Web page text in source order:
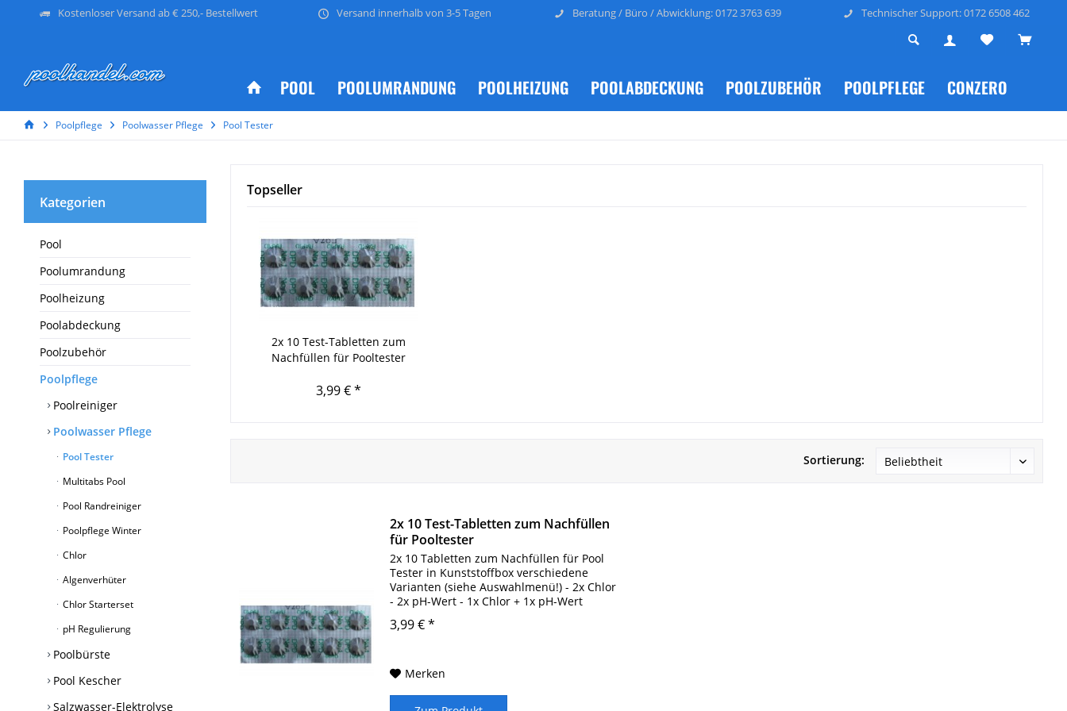
Kostenloser Versand ab € 250,- Bestellwert Versand innerhalb von 3-5 Tagen Beratung / Büro / Abwicklung: 0172 3763 639 Technischer Support: 0172 6508 462
POOL POOLUMRANDUNG POOLHEIZUNG POOLABDECKUNG POOLZUBEHÖR POOLPFLEGE CONZERO
Poolpflege Poolwasser Pflege Pool Tester
Kategorien
Pool
Poolumrandung
Poolheizung
Poolabdeckung
Poolzubehör
Poolpflege
Poolreiniger
Poolwasser Pflege
Pool Tester
Multitabs Pool
Pool Randreiniger
Poolpflege Winter
Chlor
Algenverhüter
Chlor Starterset
pH Regulierung
Poolbürste
Pool Kescher
Salzwasser-Elektrolyse
Topseller
2x 10 Test-Tabletten zum
Nachfüllen für Pooltester
3,99 € *
Sortierung:
2x 10 Test-Tabletten zum Nachfüllen
für Pooltester
2x 10 Tabletten zum Nachfüllen für Pool
Tester in Kunststoffbox verschiedene
Varianten (siehe Auswahlmenü!) - 2x Chlor
- 2x pH-Wert - 1x Chlor + 1x pH-Wert
Lieferumfang: 2 Streifen mit 10 Tabletten
Vor jeder weiteren Wasserbehandlung...
3,99 € *
Merken